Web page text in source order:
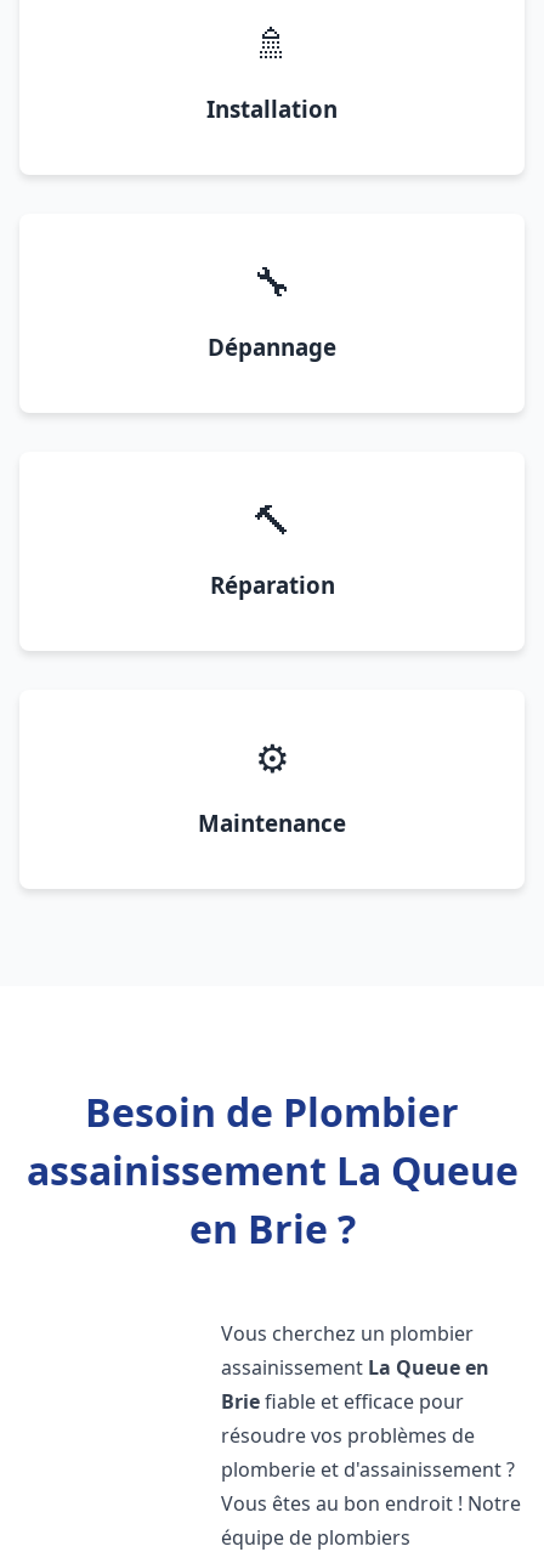
🚿
Installation
🔧
Dépannage
🔨
Réparation
⚙️
Maintenance
Besoin de Plombier
assainissement La Queue
en Brie ?
Vous cherchez un plombier
assainissement La Queue en
Briefiable et efficace pour
résoudre vos problèmes de
plomberie et d'assainissement ?
Vous êtes au bon endroit ! Notre
équipe de plombiers